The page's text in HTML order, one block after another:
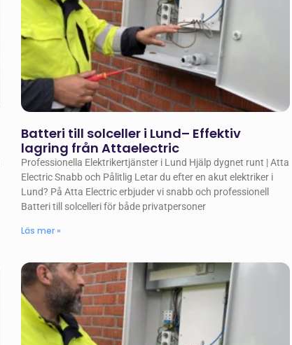
Batteri till solceller i Lund– Effektiv
lagring från Attaelectric
Professionella Elektrikertjänster i Lund Hjälp dygnet runt | Atta
Electric Snabb och Pålitlig Letar du efter en akut elektriker i
Lund? På Atta Electric erbjuder vi snabb och professionell
Batteri till solcelleri för både privatpersoner
Läs mer »